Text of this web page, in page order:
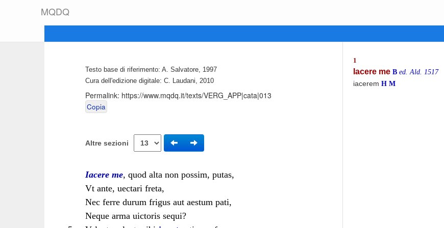
MQDQ
Testo base di riferimento: A. Salvatore, 1997
Cura dell'edizione digitale: C. Laudani, 2010
Permalink: https://www.mqdq.it/texts/VERG_APP|cata|013
Copia
Altre sezioni
Iacere me, quod alta non possim, putas,
Vt ante, uectari freta,
Nec ferre durum frigus aut aestum pati,
Neque arma uictoris sequi?
1
Iacere me B ed. Ald. 1517
iacerem H M